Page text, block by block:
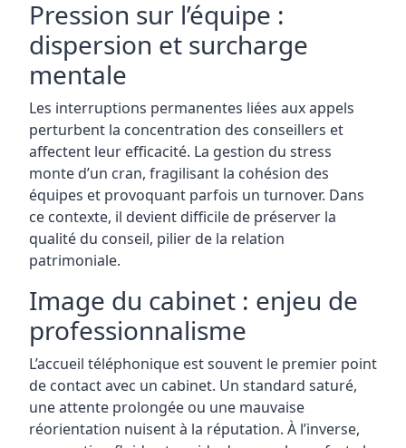
Pression sur l’équipe :
dispersion et surcharge
mentale
Les interruptions permanentes liées aux appels
perturbent la concentration des conseillers et
affectent leur efficacité. La gestion du stress
monte d’un cran, fragilisant la cohésion des
équipes et provoquant parfois un turnover. Dans
ce contexte, il devient difficile de préserver la
qualité du conseil, pilier de la relation
patrimoniale.
Image du cabinet : enjeu de
professionnalisme
L’accueil téléphonique est souvent le premier point
de contact avec un cabinet. Un standard saturé,
une attente prolongée ou une mauvaise
réorientation nuisent à la réputation. À l’inverse,